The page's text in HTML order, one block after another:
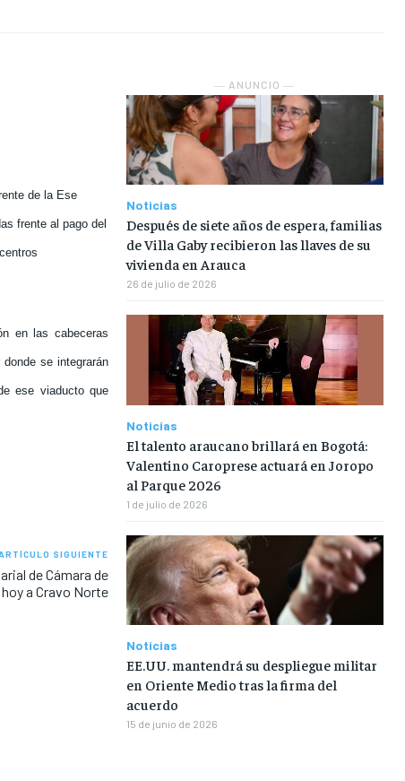
PUATE CON NOSOTROS
PUATE CON NOSOTROS
PUATE CON NOSOTROS
PUATE CON NOSOTROS
de la Ese
frente al pago del
en las cabeceras
se integrarán
ese viaducto que
SIGUIENTE
de Cámara de
a Cravo Norte
― ANUNCIO ―
Noticias
Después de siete años de espera, familias
de Villa Gaby recibieron las llaves de su
vivienda en Arauca
26 de julio de 2026
Noticias
El talento araucano brillará en Bogotá:
Valentino Caroprese actuará en Joropo
al Parque 2026
1 de julio de 2026
Noticias
EE.UU. mantendrá su despliegue militar
en Oriente Medio tras la firma del
acuerdo
15 de junio de 2026